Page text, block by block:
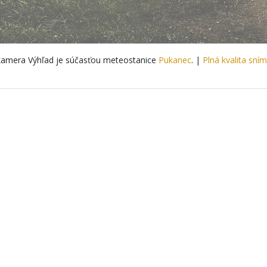
Výhľad je súčasťou meteostanice Pukanec. | Plná kvalita